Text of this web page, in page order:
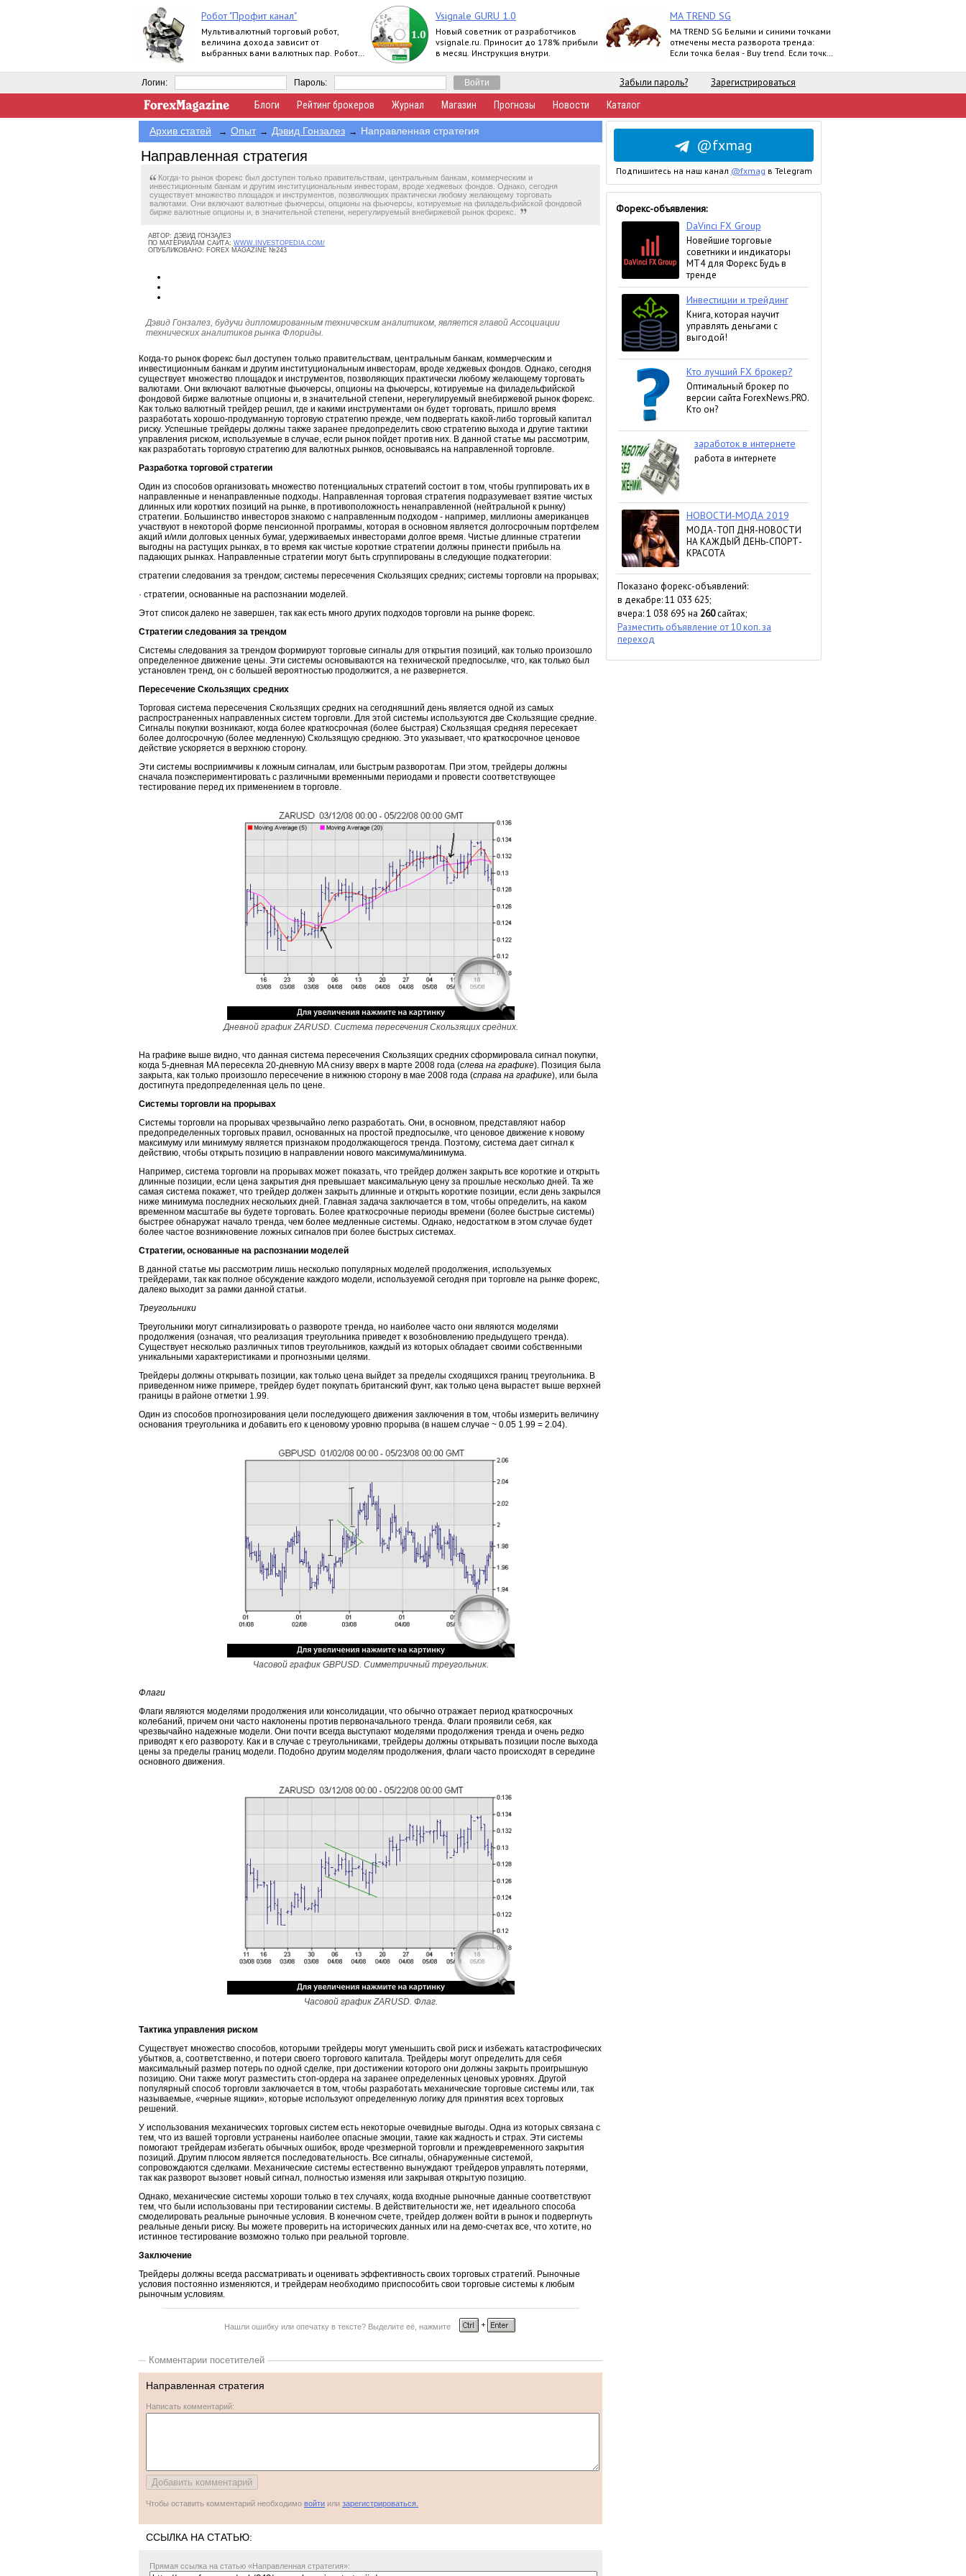
Робот "Профит канал"
Мультивалютный торговый робот,
величина дохода зависит от
выбранных вами валютных пар. Робот
Vsignale GURU 1.0
Новый советник от разработчиков
vsignale.ru. Приносит до 178% прибыли
в месяц. Инструкция внутри.
MA TREND SG
MA TREND SG Белыми и синими точками
отмечены места разворота тренда:
Если точка белая - Buy trend. Если точка
Логин: Пароль: Забыли пароль? Зарегистрироваться
Блоги Рейтинг брокеров Журнал Магазин Прогнозы Новости Каталог
Архив статей → Опыт → Дэвид Гонзалез → Направленная стратегия
Направленная стратегия
Когда-то рынок форекс был доступен только правительствам, центральным банкам, коммерческим и
инвестиционным банкам и другим институциональным инвесторам, вроде хеджевых фондов. Однако, сегодня
существует множество площадок и инструментов, позволяющих практически любому желающему торговать
валютами. Они включают валютные фьючерсы, опционы на фьючерсы, котируемые на филадельфийской фондовой
бирже валютные опционы и, в значительной степени, нерегулируемый внебиржевой рынок форекс.
АВТОР: ДЭВИД ГОНЗАЛЕЗ
ПО МАТЕРИАЛАМ САЙТА: WWW.INVESTOPEDIA.COM/
ОПУБЛИКОВАНО: FOREX MAGAZINE №243
Дэвид Гонзалез, будучи дипломированным техническим аналитиком, является главой Ассоциации
технических аналитиков рынка Флориды.
Когда-то рынок форекс был доступен только правительствам, центральным банкам, коммерческим и
инвестиционным банкам и другим институциональным инвесторам, вроде хеджевых фондов. Однако, сегодня
существует множество площадок и инструментов, позволяющих практически любому желающему торговать
валютами. Они включают валютные фьючерсы, опционы на фьючерсы, котируемые на филадельфийской
фондовой бирже валютные опционы и, в значительной степени, нерегулируемый внебиржевой рынок форекс.
Как только валютный трейдер решил, где и какими инструментами он будет торговать, пришло время
разработать хорошо-продуманную торговую стратегию прежде, чем подвергать какой-либо торговый капитал
риску. Успешные трейдеры должны также заранее предопределить свою стратегию выхода и другие тактики
управления риском, используемые в случае, если рынок пойдет против них. В данной статье мы рассмотрим,
как разработать торговую стратегию для валютных рынков, основываясь на направленной торговле.
Разработка торговой стратегии
Один из способов организовать множество потенциальных стратегий состоит в том, чтобы группировать их в
направленные и ненаправленные подходы. Направленная торговая стратегия подразумевает взятие чистых
длинных или коротких позиций на рынке, в противоположность ненаправленной (нейтральной к рынку)
стратегии. Большинство инвесторов знакомо с направленным подходом - например, миллионы американцев
участвуют в некоторой форме пенсионной программы, которая в основном является долгосрочным портфелем
акций и/или долговых ценных бумаг, удерживаемых инвесторами долгое время. Чистые длинные стратегии
выгодны на растущих рынках, в то время как чистые короткие стратегии должны принести прибыль на
падающих рынках. Направленные стратегии могут быть сгруппированы в следующие подкатегории:
стратегии следования за трендом; системы пересечения Скользящих средних; системы торговли на прорывах;
· стратегии, основанные на распознании моделей.
Этот список далеко не завершен, так как есть много других подходов торговли на рынке форекс.
Стратегии следования за трендом
Системы следования за трендом формируют торговые сигналы для открытия позиций, как только произошло
определенное движение цены. Эти системы основываются на технической предпосылке, что, как только был
установлен тренд, он с большей вероятностью продолжится, а не развернется.
Пересечение Скользящих средних
Торговая система пересечения Скользящих средних на сегодняшний день является одной из самых
распространенных направленных систем торговли. Для этой системы используются две Скользящие средние.
Сигналы покупки возникают, когда более краткосрочная (более быстрая) Скользящая средняя пересекает
более долгосрочную (более медленную) Скользящую среднюю. Это указывает, что краткосрочное ценовое
действие ускоряется в верхнюю сторону.
Эти системы восприимчивы к ложным сигналам, или быстрым разворотам. При этом, трейдеры должны
сначала поэкспериментировать с различными временными периодами и провести соответствующее
тестирование перед их применением в торговле.
Дневной график ZARUSD. Система пересечения Скользящих средних.
На графике выше видно, что данная система пересечения Скользящих средних сформировала сигнал покупки,
когда 5-дневная MA пересекла 20-дневную MA снизу вверх в марте 2008 года (слева на графике). Позиция была
закрыта, как только произошло пересечение в нижнюю сторону в мае 2008 года (справа на графике), или была
достигнута предопределенная цель по цене.
Системы торговли на прорывах
Системы торговли на прорывах чрезвычайно легко разработать. Они, в основном, представляют набор
предопределенных торговых правил, основанных на простой предпосылке, что ценовое движение к новому
максимуму или минимуму является признаком продолжающегося тренда. Поэтому, система дает сигнал к
действию, чтобы открыть позицию в направлении нового максимума/минимума.
Например, система торговли на прорывах может показать, что трейдер должен закрыть все короткие и открыть
длинные позиции, если цена закрытия дня превышает максимальную цену за прошлые несколько дней. Та же
самая система покажет, что трейдер должен закрыть длинные и открыть короткие позиции, если день закрылся
ниже минимума последних нескольких дней. Главная задача заключается в том, чтобы определить, на каком
временном масштабе вы будете торговать. Более краткосрочные периоды времени (более быстрые системы)
быстрее обнаружат начало тренда, чем более медленные системы. Однако, недостатком в этом случае будет
более частое возникновение ложных сигналов при более быстрых системах.
Стратегии, основанные на распознании моделей
В данной статье мы рассмотрим лишь несколько популярных моделей продолжения, используемых
трейдерами, так как полное обсуждение каждого модели, используемой сегодня при торговле на рынке форекс,
далеко выходит за рамки данной статьи.
Треугольники
Треугольники могут сигнализировать о развороте тренда, но наиболее часто они являются моделями
продолжения (означая, что реализация треугольника приведет к возобновлению предыдущего тренда).
Существует несколько различных типов треугольников, каждый из которых обладает своими собственными
уникальными характеристиками и прогнозными целями.
Трейдеры должны открывать позиции, как только цена выйдет за пределы сходящихся границ треугольника. В
приведенном ниже примере, трейдер будет покупать британский фунт, как только цена вырастет выше верхней
границы в районе отметки 1.99.
Один из способов прогнозирования цели последующего движения заключения в том, чтобы измерить величину
основания треугольника и добавить его к ценовому уровню прорыва (в нашем случае ~ 0.05 1.99 = 2.04).
Часовой график GBPUSD. Симметричный треугольник.
Флаги
Флаги являются моделями продолжения или консолидации, что обычно отражает период краткосрочных
колебаний, причем они часто наклонены против первоначального тренда. Флаги проявили себя, как
чрезвычайно надежные модели. Они почти всегда выступают моделями продолжения тренда и очень редко
приводят к его развороту. Как и в случае с треугольниками, трейдеры должны открывать позиции после выхода
цены за пределы границ модели. Подобно другим моделям продолжения, флаги часто происходят в середине
основного движения.
Часовой график ZARUSD. Флаг.
Тактика управления риском
Существует множество способов, которыми трейдеры могут уменьшить свой риск и избежать катастрофических
убытков, а, соответственно, и потери своего торгового капитала. Трейдеры могут определить для себя
максимальный размер потерь по одной сделке, при достижении которого они должны закрыть проигрышную
позицию. Они также могут разместить стоп-ордера на заранее определенных ценовых уровнях. Другой
популярный способ торговли заключается в том, чтобы разработать механические торговые системы или, так
называемые, «черные ящики», которые используют определенную логику для принятия всех торговых
решений.
У использования механических торговых систем есть некоторые очевидные выгоды. Одна из которых связана с
тем, что из вашей торговли устранены наиболее опасные эмоции, такие как жадность и страх. Эти системы
помогают трейдерам избегать обычных ошибок, вроде чрезмерной торговли и преждевременного закрытия
позиций. Другим плюсом является последовательность. Все сигналы, обнаруженные системой,
сопровождаются сделками. Механические системы естественно вынуждают трейдеров управлять потерями,
так как разворот вызовет новый сигнал, полностью изменяя или закрывая открытую позицию.
Однако, механические системы хороши только в тех случаях, когда входные рыночные данные соответствуют
тем, что были использованы при тестировании системы. В действительности же, нет идеального способа
смоделировать реальные рыночные условия. В конечном счете, трейдер должен войти в рынок и подвергнуть
реальные деньги риску. Вы можете проверить на исторических данных или на демо-счетах все, что хотите, но
истинное тестирование возможно только при реальной торговле.
Заключение
Трейдеры должны всегда рассматривать и оценивать эффективность своих торговых стратегий. Рыночные
условия постоянно изменяются, и трейдерам необходимо приспособить свои торговые системы к любым
рыночным условиям.
Нашли ошибку или опечатку в тексте? Выделите её, нажмите
Комментарии посетителей
Направленная стратегия
Написать комментарий:
Чтобы оставить комментарий необходимо войти или зарегистрироваться.
ССЫЛКА НА СТАТЬЮ:
Прямая ссылка на статью «Направленная стратегия»:
@fxmag
Подпишитесь на наш канал @fxmag в Telegram
Форекс-объявления:
Показано форекс-объявлений:
в декабре: 11 033 625;
вчера: 1 038 695 на 260сайтах;
Разместить объявление от 10 коп. за
переход